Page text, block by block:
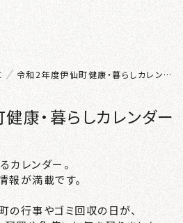
令和2年度伊仙町健康・暮らしカレンダー
康・暮らしカレンダー
カレンダー。
報が満載です。
の行事やゴミ回収の日が、